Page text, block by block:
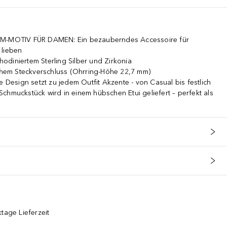
MOTIV FÜR DAMEN: Ein bezauberndes Accessoire für
Sterling Silber und Zirkonia
Steckverschluss (Ohrring-Höhe 22,7 mm)
Design setzt zu jedem Outfit Akzente - von Casual bis festlich
Schmuckstück wird in einem hübschen Etui geliefert – perfekt als
Lieferzeit